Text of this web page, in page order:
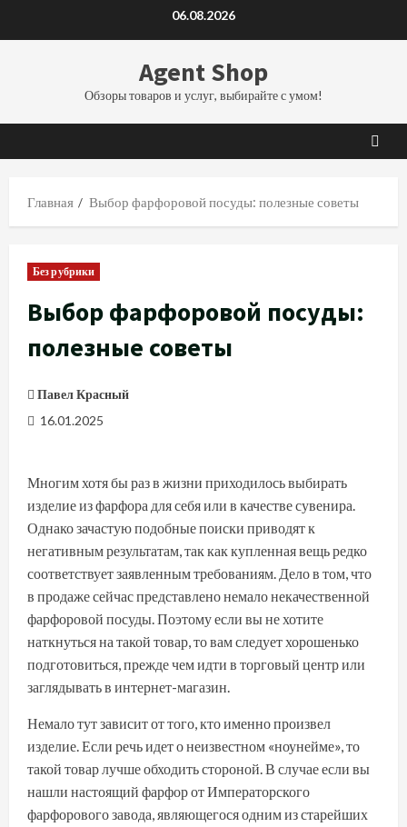
06.08.2026
Agent Shop
Обзоры товаров и услуг, выбирайте с умом!
Главная Выбор фарфоровой посуды: полезные советы
Без рубрики
Выбор фарфоровой посуды:
полезные советы
Павел Красный
16.01.2025
Многим хотя бы раз в жизни приходилось выбирать
изделие из фарфора для себя или в качестве сувенира.
Однако зачастую подобные поиски приводят к
негативным результатам, так как купленная вещь редко
соответствует заявленным требованиям. Дело в том, что
в продаже сейчас представлено немало некачественной
фарфоровой посуды. Поэтому если вы не хотите
наткнуться на такой товар, то вам следует хорошенько
подготовиться, прежде чем идти в торговый центр или
заглядывать в интернет-магазин.
Немало тут зависит от того, кто именно произвел
изделие. Если речь идет о неизвестном «ноунейме», то
такой товар лучше обходить стороной. В случае если вы
нашли настоящий фарфор от Императорского
фарфорового завода, являющегося одним из старейших